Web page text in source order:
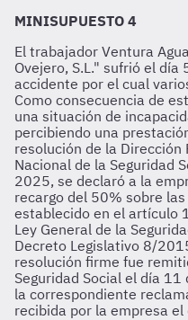
MINISUPUESTO 4
El trabajador Ventura
Ovejero, S.L." sufrió el
accidente por el cual
Como consecuencia de
una situación de
percibiendo una
resolución de la
Nacional de la Seguridad
2025, se declaró a la
recargo del 50% sobre
establecido en el artículo
Ley General de la
Decreto Legislativo 8/
resolución firme fue
Seguridad Social el día
la correspondiente
recibida por la empresa